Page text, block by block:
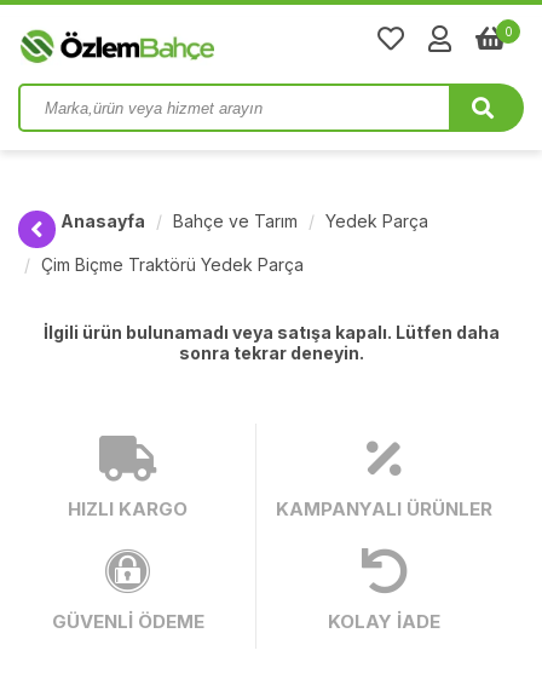
0
Anasayfa Bahçe ve Tarım Yedek Parça
Çim Biçme Traktörü Yedek Parça
İlgili ürün bulunamadı veya satışa kapalı. Lütfen daha
sonra tekrar deneyin.
HIZLI KARGO KAMPANYALI ÜRÜNLER
GÜVENLİ ÖDEME KOLAY İADE